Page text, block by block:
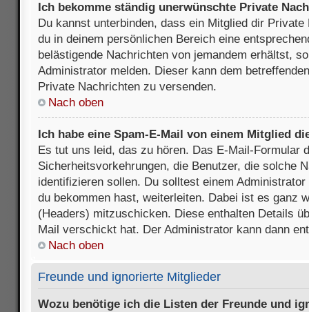
Ich bekomme ständig unerwünschte Private
Du kannst unterbinden, dass ein Mitglied dir
du in deinem persönlichen Bereich eine
belästigende Nachrichten von jemandem erhältst,
Administrator melden. Dieser kann dem
Private Nachrichten zu versenden.
Nach oben
Ich habe eine Spam-E-Mail von einem Mitglied
Es tut uns leid, das zu hören. Das E-Mail-Formular
Sicherheitsvorkehrungen, die Benutzer, die solche
identifizieren sollen. Du solltest einem
du bekommen hast, weiterleiten. Dabei ist es ganz
(Headers) mitzuschicken. Diese enthalten Details
Mail verschickt hat. Der Administrator kann dann
Nach oben
Freunde und ignorierte Mitglieder
Wozu benötige ich die Listen der Freunde und